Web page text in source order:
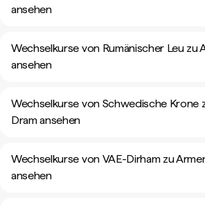
ansehen
Wechselkurse von Rumänischer Leu zu
ansehen
Wechselkurse von Schwedische Krone
Dram ansehen
Wechselkurse von VAE-Dirham zu
ansehen